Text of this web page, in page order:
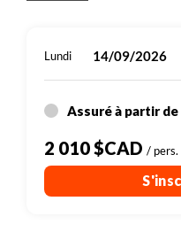
Le dénivelé est
électrique nous
l'effort en montée.
900 m
Plus de détails
Lundi 14/09/2026
Assuré à partir de
2 010 $CAD / pers.